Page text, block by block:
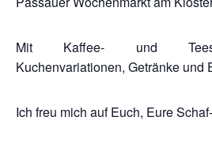
Mit Kaffee- und
Kuchenvariationen, Getränke und
Ich freu mich auf Euch, Eure